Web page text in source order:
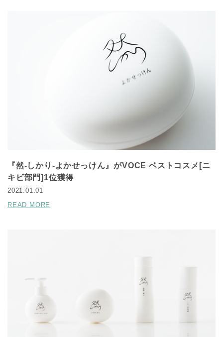
『然-しかり-よかせっけん』がVOCE ベストコスメ[ニ
キビ部門]1位獲得
2021.01.01
READ MORE